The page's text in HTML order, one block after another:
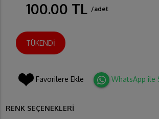
100.00 TL /adet
TÜKENDİ
Favorilere Ekle WhatsApp ile
RENK SEÇENEKLERİ